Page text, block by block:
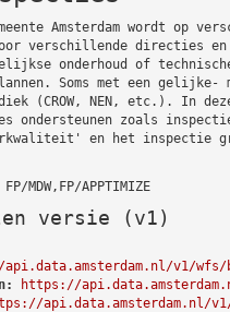
Amsterdam wordt op
verschillende directies
onderhoud of
Soms met een gelijke-
(CROW, NEN, etc.). In
ondersteunen zoals
en het inspectie
MDW,FP/APPTIMIZE
versie (v1)
v1/wfs/
https://
api.data.amsterdam.nl/